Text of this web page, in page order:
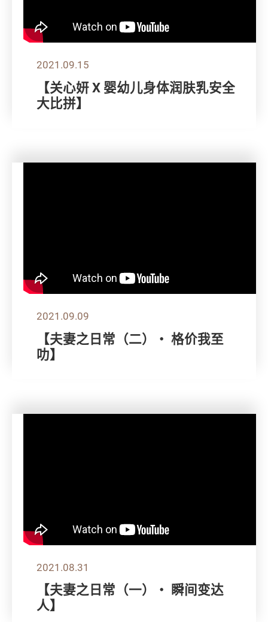
2021.09.15
【关心妍 X 婴幼儿身体润肤乳安全
大比拼】
2021.09.09
【夫妻之日常（二）・ 格价我至
叻】
2021.08.31
【夫妻之日常（一）・ 瞬间变达
人】